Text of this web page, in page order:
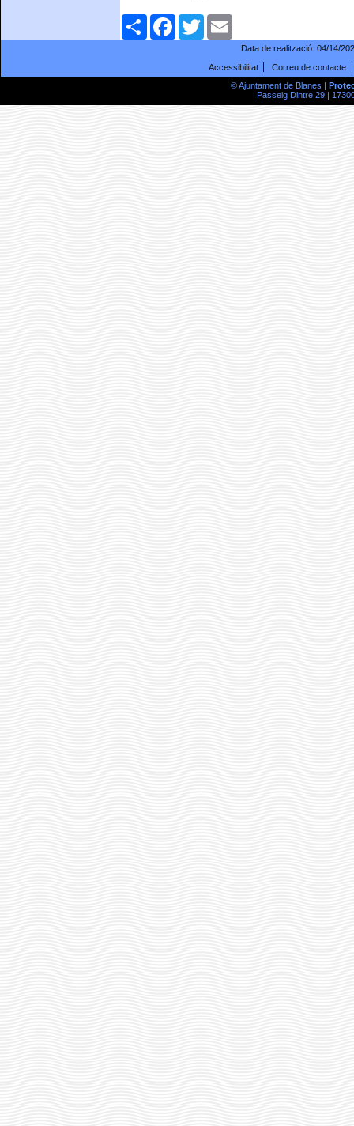
ComparteixFacebookTwitter
Data de realització: 04/14/
Accessibilitat
Correu de contacte
© Ajuntament de Blanes |
Passeig Dintre 29 |